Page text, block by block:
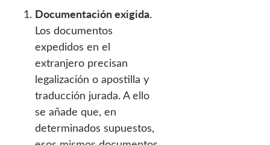
Documentación exigida.
Los documentos
expedidos en el
extranjero precisan
legalización o apostilla y
traducción jurada. A ello
se añade que, en
determinados supuestos,